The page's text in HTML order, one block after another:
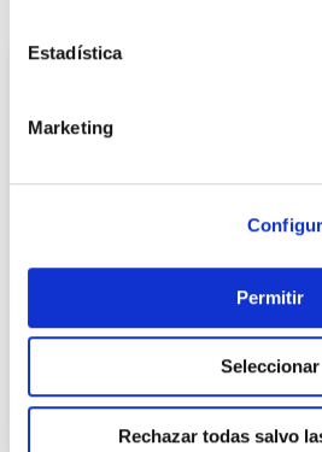
Estadística
Marketing
Permitir
Seleccionar
Rechazar todas salvo
TOP VENTAS
Jabon manos con abrasivo
Nivel